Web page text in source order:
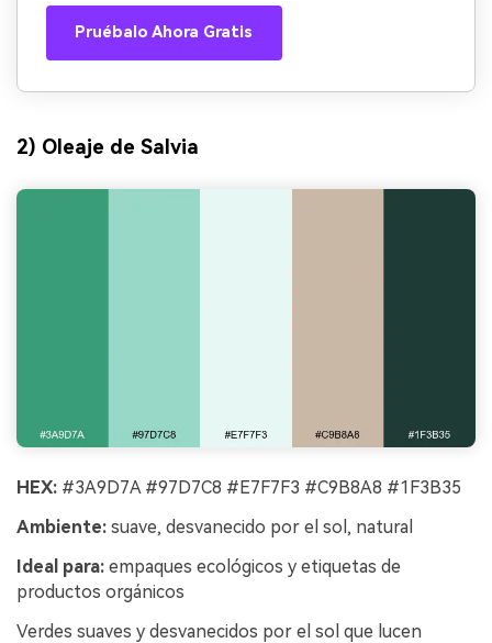
Pruébalo Ahora Gratis
2) Oleaje de Salvia
HEX: #3A9D7A #97D7C8 #E7F7F3 #C9B8A8 #1F3B35
Ambiente: suave, desvanecido por el sol, natural
Ideal para: empaques ecológicos y etiquetas de
productos orgánicos
Verdes suaves y desvanecidos por el sol que lucen